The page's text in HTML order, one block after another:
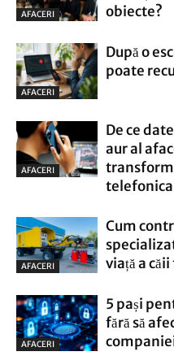
AFACERI
obiecte?
AFACERI
După o
poate
AFACERI
De ce
aur al
AFACERI
Cum
viață a
AFACERI
5 pași
fără să